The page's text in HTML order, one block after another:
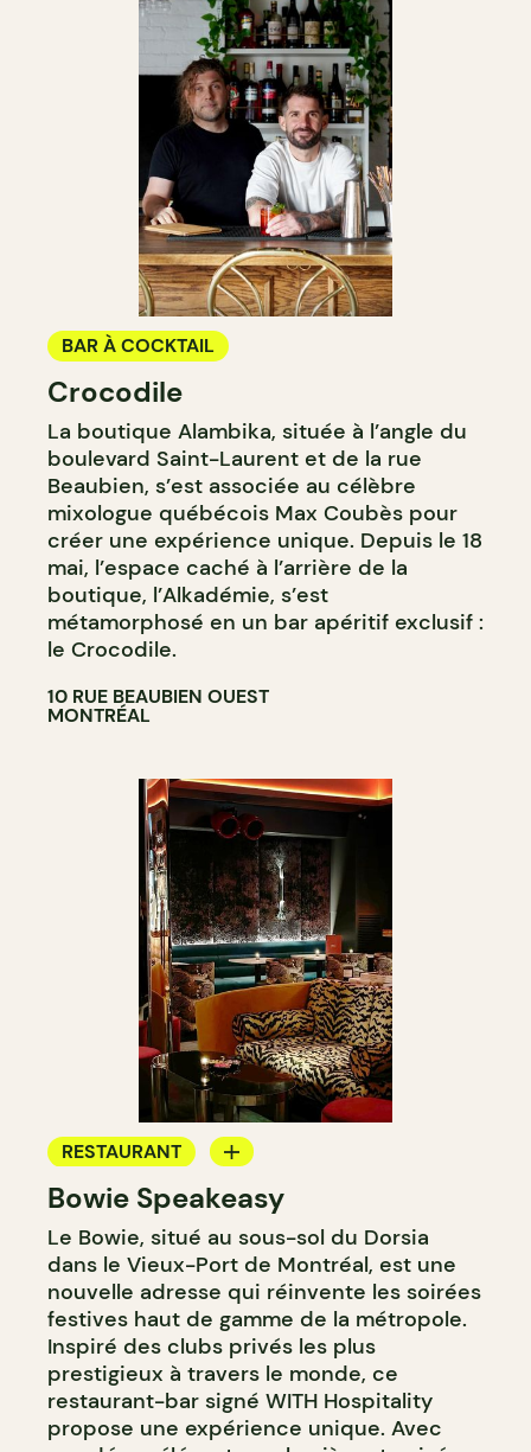
BAR À COCKTAIL
Crocodile
La boutique Alambika, située à l’angle du
boulevard Saint-Laurent et de la rue
Beaubien, s’est associée au célèbre
mixologue québécois Max Coubès pour
créer une expérience unique. Depuis le 18
mai, l’espace caché à l’arrière de la
boutique, l’Alkadémie, s’est
métamorphosé en un bar apéritif exclusif :
le Crocodile.
10 RUE BEAUBIEN OUEST
MONTRÉAL
RESTAURANT
BAR
BAR À COCKTAIL
Bowie Speakeasy
Le Bowie, situé au sous-sol du Dorsia
dans le Vieux-Port de Montréal, est une
nouvelle adresse qui réinvente les soirées
festives haut de gamme de la métropole.
Inspiré des clubs privés les plus
prestigieux à travers le monde, ce
restaurant-bar signé WITH Hospitality
propose une expérience unique. Avec